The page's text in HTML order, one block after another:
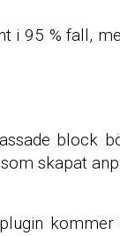
i 95 % fall,
block
skapat